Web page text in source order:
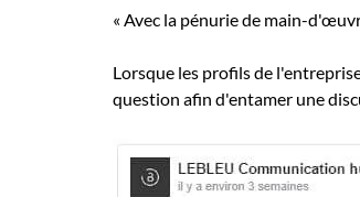
« Avec la pénurie de main-
Lorsque les profils de
question afin d'entamer une